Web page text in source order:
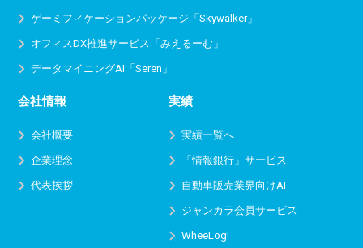
ゲーミフィケーションパッケージ「Skywalker」
オフィスDX推進サービス 「みえるーむ」
データマイニングAI「Seren」
会社情報
会社概要
企業理念
代表挨拶
実績
実績一覧へ
「情報銀行」サービス
自動車販売業界向けAI
ジャンカラ会員サービス
WheeLog!